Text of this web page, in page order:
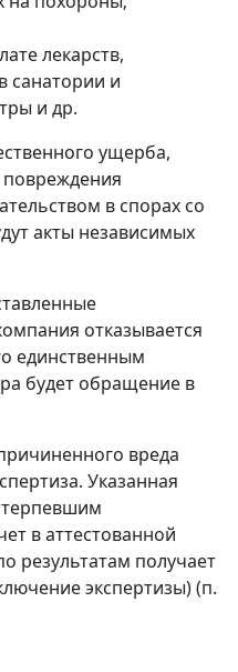
лекарств,
санатории и
и др.
ущерба,
повреждения
в спорах со
акты независимых
отказывается
единственным
будет обращение в
вреда
Указанная
в аттестованной
результатам получает
экспертизы) (п.